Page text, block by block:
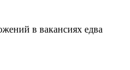
в вакансиях едва